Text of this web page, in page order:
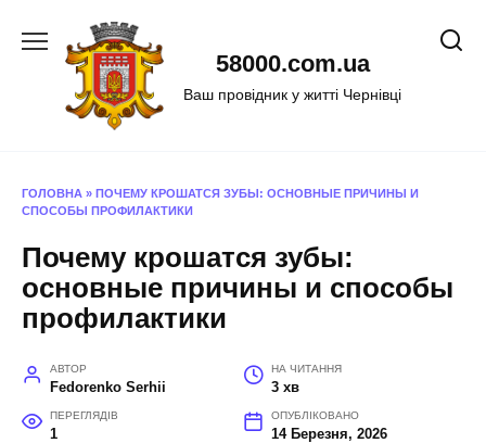
58000.com.ua
Ваш провідник у житті Чернівці
ГОЛОВНА » ПОЧЕМУ КРОШАТСЯ ЗУБЫ: ОСНОВНЫЕ ПРИЧИНЫ И
СПОСОБЫ ПРОФИЛАКТИКИ
Почему крошатся зубы:
основные причины и способы
профилактики
АВТОР
Fedorenko Serhii
НА ЧИТАННЯ
3 хв
ПЕРЕГЛЯДІВ
1
ОПУБЛІКОВАНО
14 Березня, 2026